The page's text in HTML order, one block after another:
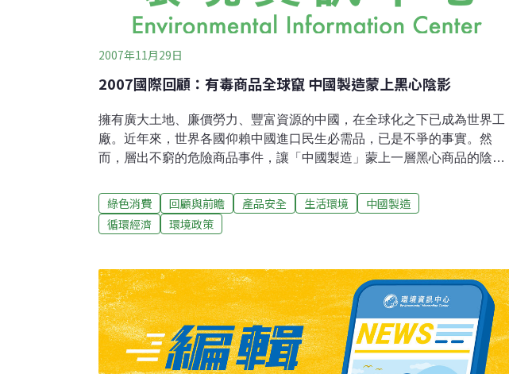
2007年11月29日
2007國際回顧：有毒商品全球竄 中國製造蒙上黑心陰影
擁有廣大土地、廉價勞力、豐富資源的中國，在全球化之下已成為世界工
廠。近年來，世界各國仰賴中國進口民生必需品，已是不爭的事實。然
而，層出不窮的危險商品事件，讓「中國製造」蒙上一層黑心商品的陰
生產商美泰兒公司宣佈召回部分中國生產的玩具，其理由是玩具的塗料中
鉛含量超標。事件隨即被國外媒體和輿論大幅報導，矛頭直指中國玩具生
產企業。 除了美泰兒兒童玩具，包括星巴克兒童塑膠杯、英國玩具商
的中國製兒童首飾含鉛量過高等新聞。中國流出的有毒產品種類繁多，從
玩具、牙膏、寵物食品到其他產品都有。 針對中國產品安全把關頻出狀
況，美國和歐盟緊急訂定相關法令，以遏止中國更多有毒產品流入國內。
歐洲議會促請歐洲委員會在年底前完成對玩具安全規則草案的修訂，以便
該規則正式成為歐盟
綠色消費 回顧與前瞻 產品安全 生活環境
中國製造
循環經濟
環境政策